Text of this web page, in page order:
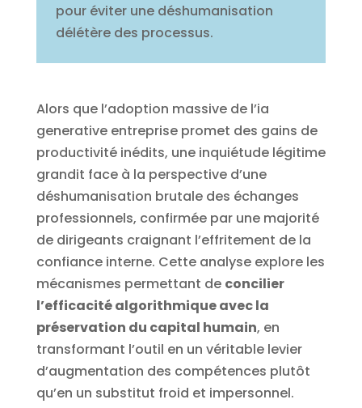
pour éviter une déshumanisation
délétère des processus.
Alors que l’adoption massive de l’ia
generative entreprise promet des gains de
productivité inédits, une inquiétude légitime
grandit face à la perspective d’une
déshumanisation brutale des échanges
professionnels, confirmée par une majorité
de dirigeants craignant l’effritement de la
confiance interne. Cette analyse explore les
mécanismes permettant de concilier
l’efficacité algorithmique avec la
préservation du capital humain, en
transformant l’outil en un véritable levier
d’augmentation des compétences plutôt
qu’en un substitut froid et impersonnel.